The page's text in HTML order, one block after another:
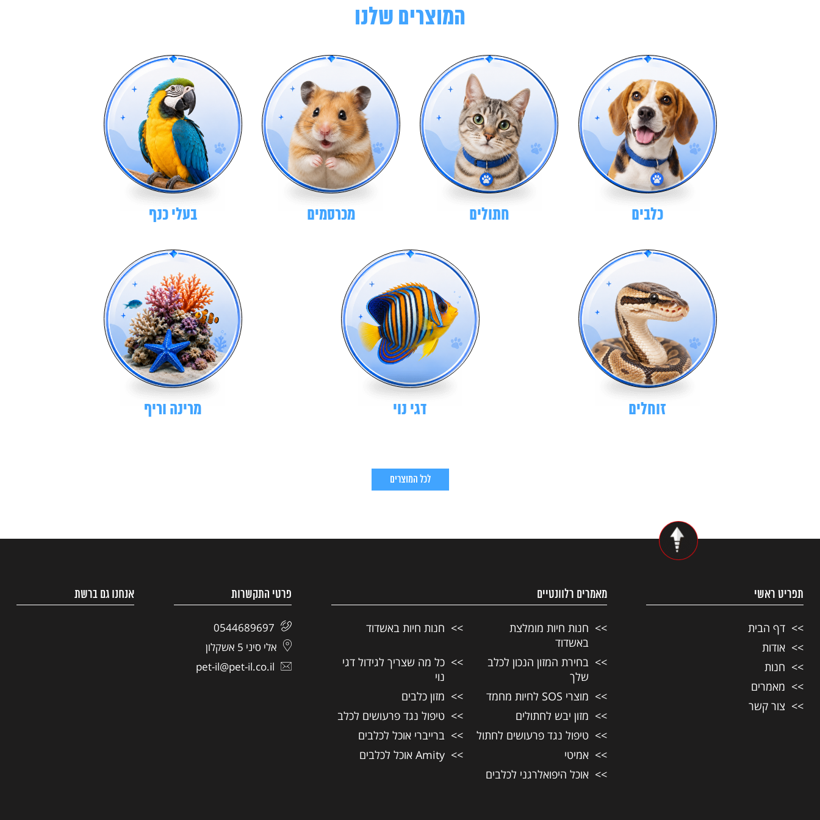
המוצרים שלנו
כלבים חתולים מכרסמים בעלי כנף
זוחלים דגי נוי מרינה וריף
לכל המוצרים
תפריט ראשי
דף הבית
אודות
חנות
מאמרים
צור קשר
מאמרים רלוונטיים
חנות חיות מומלצת
באשדוד
חנות חיות באשדוד
בחירת המזון הנכון לכלב
שלך
כל מה שצריך לגידול דגי
נוי
מוצרי SOS לחיות מחמד
מזון כלבים
מזון יבש לחתולים
טיפול נגד פרעושים לכלב
טיפול נגד פרעושים לחתול
ברייברי אוכל לכלבים
אמיטי
Amity אוכל לכלבים
אוכל היפואלרגני לכלבים
פרטי התקשרות
0544689697
אלי סיני 5 אשקלון
pet-il@pet-il.co.il
אנחנו גם ברשת